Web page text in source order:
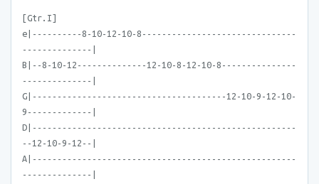
[Gtr.I]
e|----------8-10-12-10-8-------------------------------
--------------|
B|--8-10-12--------------12-10-8-12-10-8---------------
--------------|
G|---------------------------------------12-10-9-12-10-
9-------------|
D|-----------------------------------------------------
--12-10-9-12--|
A|-----------------------------------------------------
--------------|